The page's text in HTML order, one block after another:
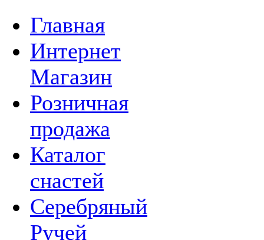
Главная
Интернет
Магазин
Розничная
продажа
Каталог
снастей
Серебряный
Ручей